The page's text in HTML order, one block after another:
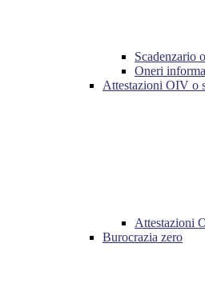
Scadenzario
Oneri
Attestazioni OIV o
Attestazioni
Burocrazia zero